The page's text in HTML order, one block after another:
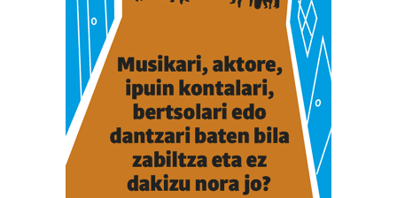
buruzko informazio gehiago eta ezarri zure lehentasunak
datuen atalean. Edozein unetan alda edo ken dezakezu
zure baimena Cookieen adierazpenean.
Webgune honek cookie propioak eta hirugarrenen cookie-
fitxategiak erabiltzen ditu. Zure esperientzia eta
zerbitzuak hobetzeko asmoz, cookie teknologiaz
baliatzen gara. Ohar hau onartuz gero, teknologia hori
erabiltzeko baimen esplizitua ematen diguzu.
Gehiago